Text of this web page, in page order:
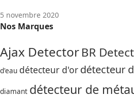
5 novembre 2020
Nos Marques
Ajax DetectorBR
d'eau détecteur d'or détecteur
diamant détecteur de